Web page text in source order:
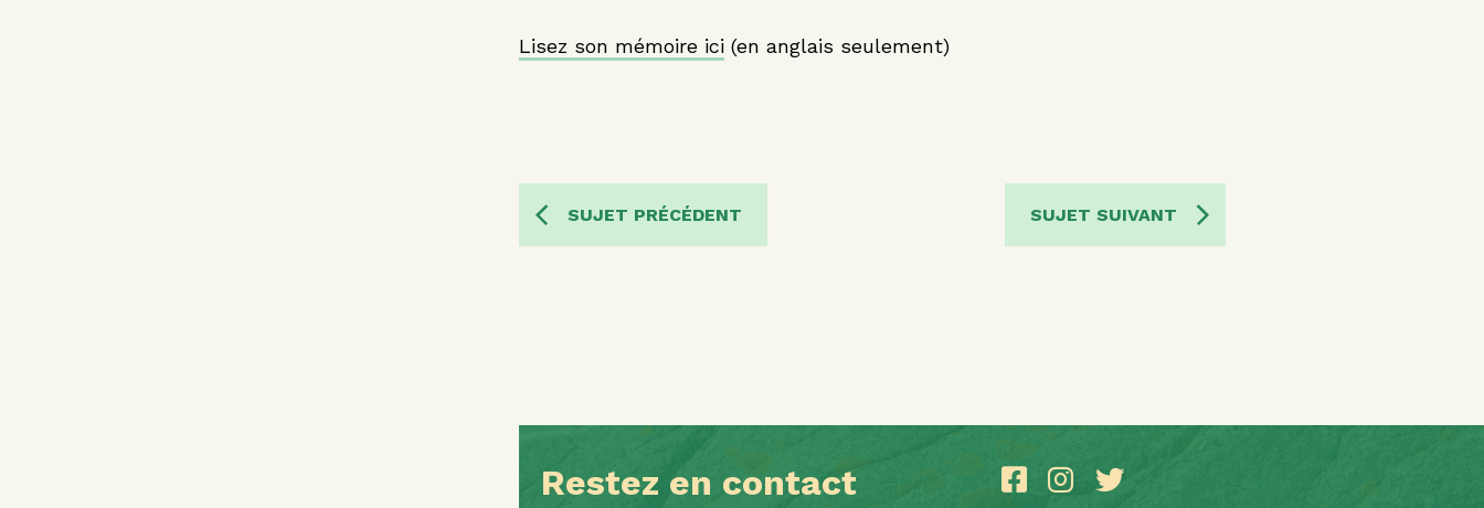
Lisez son mémoire ici (en anglais seulement)
SUJET PRÉCÉDENT SUJET SUIVANT
Restez en contact